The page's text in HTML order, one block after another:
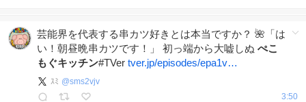
芸能界を代表する串カツ好きとは本当ですか？ 🌺「は
い！朝昼晩串カツです！」 初っ端から大嘘しぬ ぺこ
もぐキッチン#TVer tver.jp/episodes/epa1v…
ｽﾐ @sms2vjv
3:50